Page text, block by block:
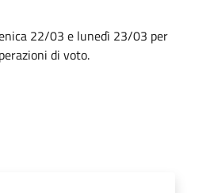
22/03 e lunedì 23/03 per
di voto.